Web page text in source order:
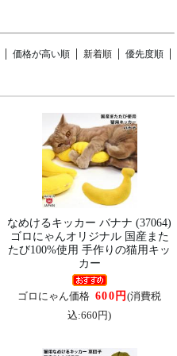
価格が高い順 新着順 優先度順
なめけるキッカー バナナ (37064)
ゴロにゃんオリジナル 国産また
たび100%使用 手作りの猫用キッ
カー
ゴロにゃん価格 600円(消費税
込:660円)